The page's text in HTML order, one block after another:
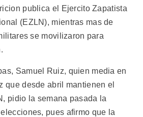
publica el Ejercito Zapatista
(EZLN), mientras mas de
se movilizaron para
Samuel Ruiz, quien media en
que desde abril mantienen el
pidio la semana pasada la
pues afirmo que la